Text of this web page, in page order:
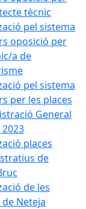
tècnic
pel sistema
oposició per
a de
pel sistema
per les places
General
places
de
de les
Neteja